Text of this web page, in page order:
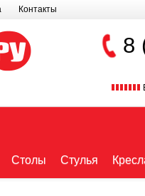
Контакты
8
Столы Стулья